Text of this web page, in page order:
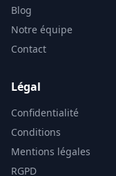
Blog
Notre équipe
Contact
Légal
Confidentialité
Conditions
Mentions légales
RGPD